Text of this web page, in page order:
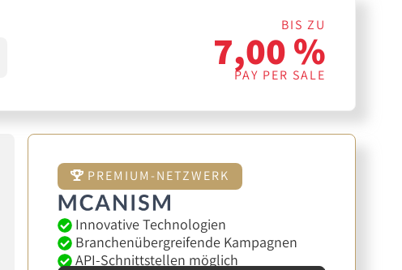
BIS ZU
7,00 %
PAY PER SALE
PREMIUM-NETZWERK
Innovative Technologien
Branchenübergreifende Kampagnen
API-Schnittstellen möglich